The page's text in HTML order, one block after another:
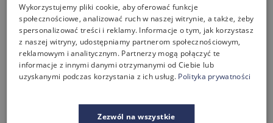
Wykorzystujemy pliki cookie, aby oferować funkcje
społecznościowe, analizować ruch w naszej witrynie, a także, żeby
spersonalizować treści i reklamy. Informacje o tym, jak korzystasz
z naszej witryny, udostępniamy partnerom społecznościowym,
reklamowym i analitycznym. Partnerzy mogą połączyć te
informacje z innymi danymi otrzymanymi od Ciebie lub
uzyskanymi podczas korzystania z ich usług. Polityka prywatności
Zezwól na wszystkie